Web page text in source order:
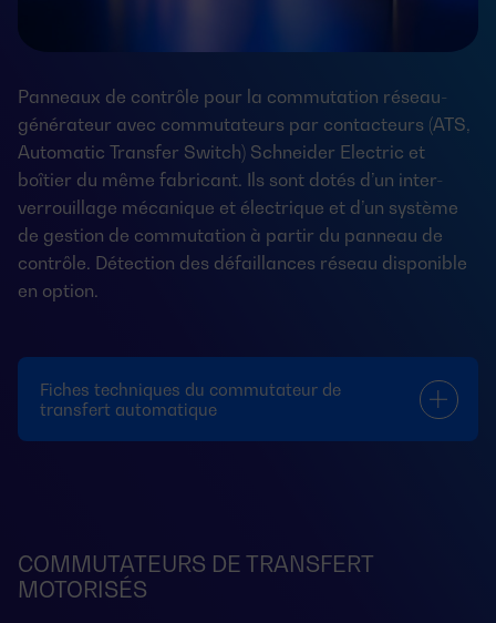
Panneaux de contrôle pour la commutation réseau-
générateur avec commutateurs par contacteurs (ATS,
Automatic Transfer Switch) Schneider Electric et
boîtier du même fabricant. Ils sont dotés d’un inter-
verrouillage mécanique et électrique et d’un système
de gestion de commutation à partir du panneau de
contrôle. Détection des défaillances réseau disponible
en option.
Fiches techniques du commutateur de
transfert automatique
COMMUTATEURS DE TRANSFERT
MOTORISÉS